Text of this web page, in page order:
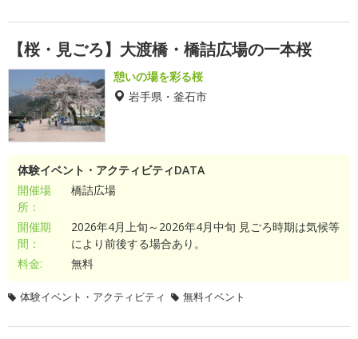
【桜・見ごろ】大渡橋・橋詰広場の一本桜
憩いの場を彩る桜
岩手県・釜石市
体験イベント・アクティビティDATA
開催場
所：
橋詰広場
開催期
間：
2026年4月上旬～2026年4月中旬 見ごろ時期は気候等
により前後する場合あり。
料金:
無料
体験イベント・アクティビティ 無料イベント